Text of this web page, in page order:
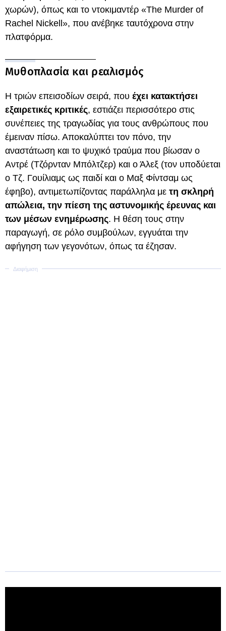
χωρών), όπως και το ντοκιμαντέρ «The Murder of
Rachel Nickell», που ανέβηκε ταυτόχρονα στην
πλατφόρμα.
Μυθοπλασία και ρεαλισμός
Η τριών επεισοδίων σειρά, που έχει κατακτήσει
εξαιρετικές κριτικές, εστιάζει περισσότερο στις
συνέπειες της τραγωδίας για τους ανθρώπους που
έμειναν πίσω. Αποκαλύπτει τον πόνο, την
αναστάτωση και το ψυχικό τραύμα που βίωσαν ο
Αντρέ (Τζόρνταν Μπόλτζερ) και ο Άλεξ (τον υποδύεται
ο Τζ. Γουίλιαμς ως παιδί και ο Μαξ Φίντσαμ ως
έφηβο), αντιμετωπίζοντας παράλληλα με τη σκληρή
απώλεια, την πίεση της αστυνομικής έρευνας και
των μέσων ενημέρωσης. Η θέση τους στην
παραγωγή, σε ρόλο συμβούλων, εγγυάται την
αφήγηση των γεγονότων, όπως τα έζησαν.